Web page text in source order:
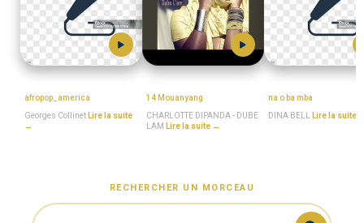
afropop_america
Georges Collinet Lire la suite
→
14 Mouanyang
CHARLOTTE DIPANDA - DUBE
LAM Lire la suite →
na o ba mba
DINA BELL
Lire la suite
RECHERCHER UN MORCEAU